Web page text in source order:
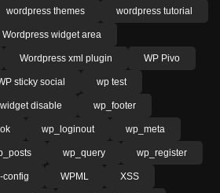
wordpress themes wordpress tutorial
Wordpress widget area
Wordpress xml plugin WP Pivo
sticky social wp test
disable wp_footer
wp_loginout wp_meta
wp_query wp_register
config WPML XSS